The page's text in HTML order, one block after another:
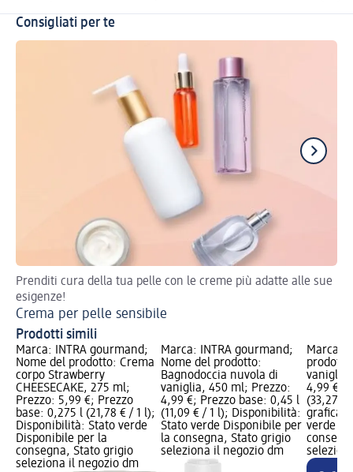
Consigliati per te
Prenditi cura della tua pelle con le creme più adatte alle sue
esigenze!
Crema per pelle sensibile
Prodotti simili
Marca: INTRA gourmand;
Nome del prodotto: Crema
corpo Strawberry
CHEESECAKE, 275 ml;
Prezzo: 5,99 €; Prezzo
base: 0,275 l (21,78 € / 1 l);
Disponibilità: Stato verde
Disponibile per la
consegna, Stato grigio
seleziona il negozio dm
Marca: INTRA gourmand;
Nome del prodotto:
Bagnodoccia nuvola di
vaniglia, 450 ml; Prezzo:
4,99 €; Prezzo base: 0,45 l
(11,09 € / 1 l); Disponibilità:
Stato verde Disponibile per
la consegna, Stato grigio
seleziona il negozio dm
Marca:
vaniglia,
4,99 €;
(33,27 €
grafica;
verde